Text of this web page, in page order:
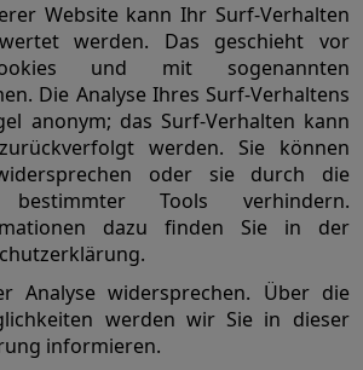
Website kann Ihr Surf-Verhalten
werden. Das geschieht vor
und mit sogenannten
Die Analyse Ihres Surf-Verhaltens
anonym; das Surf-Verhalten kann
werden. Sie können
oder sie durch die
bestimmter Tools verhindern.
dazu finden Sie in der
Analyse widersprechen. Über die
werden wir Sie in dieser
informieren.